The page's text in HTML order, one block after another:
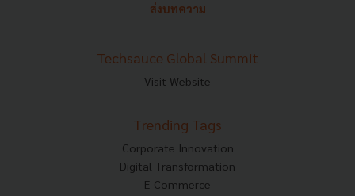
ส่งบทความ
Techsauce Global Summit
Visit Website
Trending Tags
Corporate Innovation
Digital Transformation
E-Commerce